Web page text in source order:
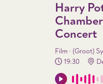
Harry
Concert
Film · (Groot)
19:30